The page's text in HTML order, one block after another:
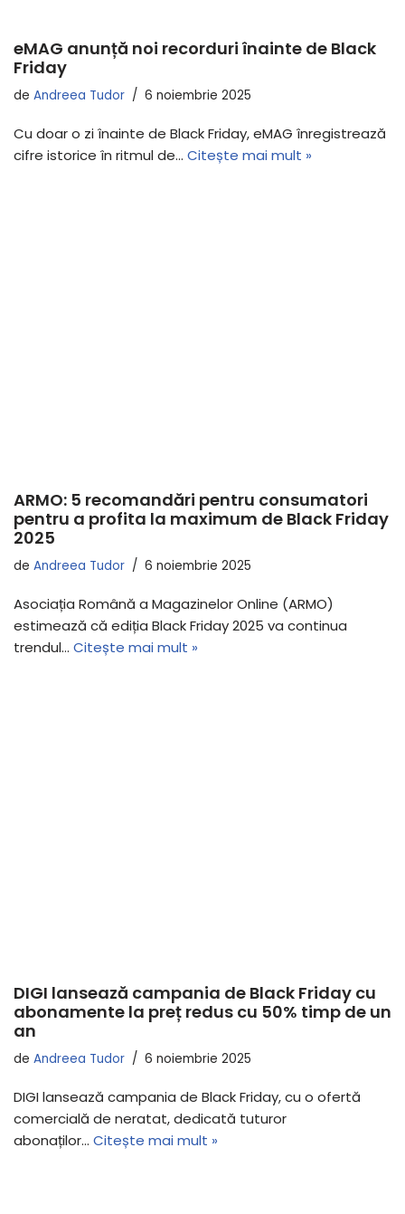
eMAG anunță noi recorduri înainte de Black
Friday
de Andreea Tudor 6 noiembrie 2025
Cu doar o zi înainte de Black Friday, eMAG înregistrează
cifre istorice în ritmul de… Citește mai mult »
ARMO: 5 recomandări pentru consumatori
pentru a profita la maximum de Black Friday
2025
de Andreea Tudor 6 noiembrie 2025
Asociația Română a Magazinelor Online (ARMO)
estimează că ediția Black Friday 2025 va continua
trendul… Citește mai mult »
DIGI lansează campania de Black Friday cu
abonamente la preț redus cu 50% timp de un
an
de Andreea Tudor 6 noiembrie 2025
DIGI lansează campania de Black Friday, cu o ofertă
comercială de neratat, dedicată tuturor
abonaților… Citește mai mult »